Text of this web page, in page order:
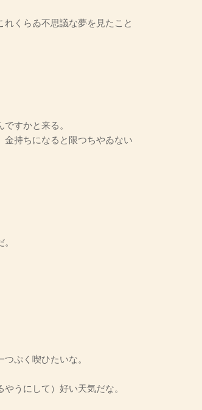
くらゐ不思議な夢を見たこと
すかと来る。
金持ちになると限つちやゐない
ぷく喫ひたいな。
うにして）好い天気だな。